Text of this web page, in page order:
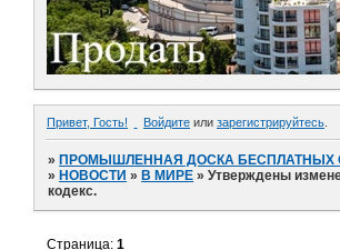
Привет, Гость! Войдите или зарегистрируйтесь
»ПРОМЫШЛЕННАЯ ДОСКА БЕСПЛАТНЫХ
»НОВОСТИ »В МИРЕ »Утверждены
кодекс.
Страница:1